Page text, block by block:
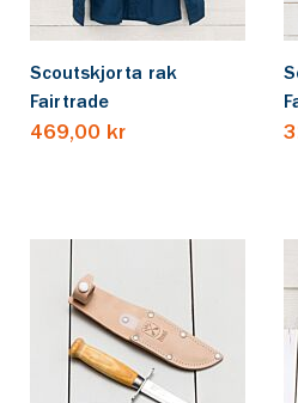
Scoutskjorta rak
Fairtrade
469,00 kr